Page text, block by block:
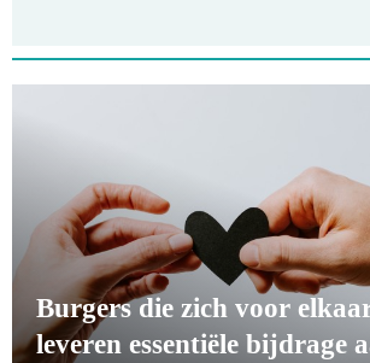
Burgers die zich voor
leveren essentiële bijdrage